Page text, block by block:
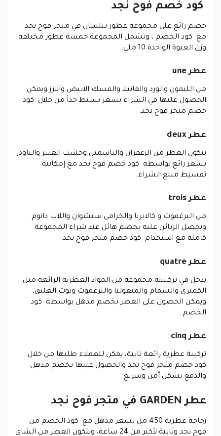
كود خصم فوح نجد
خصم رائع على مجموعة عطور بيلسان في متجر فوح نجد
مع كود الخصم ، وتشمل المجموعة خمسة عطور مختلفة
وزن العبوة الواحدة 10 ملي:
عطر une
من الليمون والورد والفانيلا والمسك الابيض والارز ويمكن
الحصول عليها في الشراء بسعر بسيط جداً من خلال كود
خصم متجر فوح نجد.
عطر deux
يتكون العطر من الزعفران والياسمين وخشب العنبر والباودر
بسعر رائع بواسطة كود خصم فوح نجد مع إمكانية
تقسيط مبلغ الشراء.
عطر trois
من البرغموث و كالابريا والخزامى سيشوان واللاب دانوم
ويحصل الزبائن عليه بخصم هائل عند شراء المجموعة
كاملة مع استخدام كود خصم متجر فوح نجد.
عطر quatre
يدخل في تركيبته مجموعة من المواد العطرية الرائعة مثل
الكمثرى والشمام والمنغوليا والبرغموث وتوت العليق،
ويمكن الحصول على العطر بخصم مذهل بواسطة كود
الخصم .
عطر cinq
تركيبة عطرية رائعة ثابتة، يمكن للعملاء طلبها من خلال
كود خصم متجر فوح نجد والحصول عليها بخصم مذهل
والدفع بشكل أمن وسريع.
عطر GARDEN في متجر فوح نجد
زجاجة عطرية 450 مل بسعر مذهل مع كود الخصم من
فوح نجد وثابتة لأكثر من 24 ساعة، ويتكون العطر من الشاي